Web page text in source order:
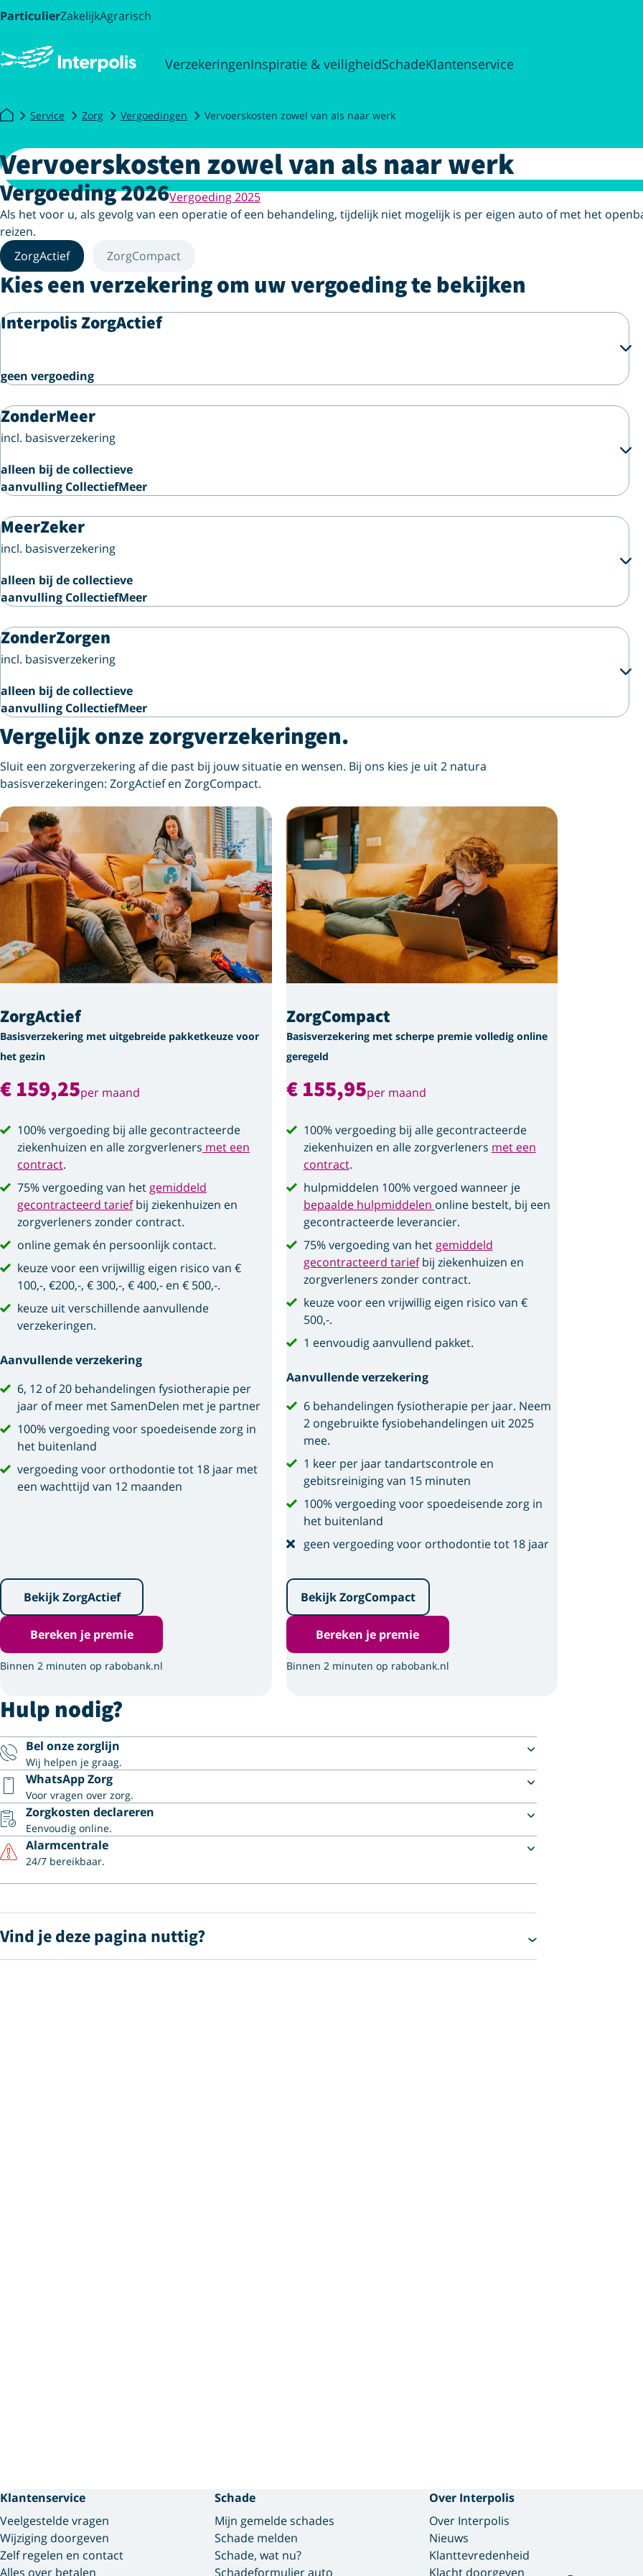
ParticulierZakelijkAgrarisch
VerzekeringenInspiratie & veiligheidSchadeKlantenservice
Service Zorg Vergoedingen Vervoerskosten zowel van als naar werk
Vervoerskosten zowel van als naar werk
Vergoeding 2026Vergoeding 2025
Als het voor u, als gevolg van een operatie of een behandeling, tijdelijk niet mogelijk is per eigen auto of met het
reizen.
ZorgActief
ZorgCompact
Kies een verzekering om uw vergoeding te bekijken
Interpolis ZorgActief
geen vergoeding
ZonderMeer
incl. basisverzekering
alleen bij de collectieve
aanvulling CollectiefMeer
MeerZeker
incl. basisverzekering
alleen bij de collectieve
aanvulling CollectiefMeer
ZonderZorgen
incl. basisverzekering
alleen bij de collectieve
aanvulling CollectiefMeer
Vergelijk onze zorgverzekeringen.
Sluit een zorgverzekering af die past bij jouw situatie en wensen. Bij ons kies je uit 2 natura
basisverzekeringen: ZorgActief en ZorgCompact.
ZorgActief
Basisverzekering met uitgebreide pakketkeuze voor
het gezin
€ 159,25per maand
100% vergoeding bij alle gecontracteerde
ziekenhuizen en alle zorgverleners met een
contract.
75% vergoeding van het gemiddeld
gecontracteerd tariefbij ziekenhuizen en
zorgverleners zonder contract.
online gemak én persoonlijk contact.
keuze voor een vrijwillig eigen risico van €
100,-, €200,-, € 300,-, € 400,- en € 500,-.
keuze uit verschillende aanvullende
verzekeringen.
Aanvullende verzekering
6, 12 of 20 behandelingen fysiotherapie per
jaar of meer met SamenDelen met je partner
100% vergoeding voor spoedeisende zorg in
het buitenland
vergoeding voor orthodontie tot 18 jaar met
een wachttijd van 12 maanden
Bekijk ZorgActief
Bereken je premie
Binnen 2 minuten op rabobank.nl
ZorgCompact
Basisverzekering met scherpe premie volledig online
geregeld
€ 155,95per maand
100% vergoeding bij alle gecontracteerde
ziekenhuizen en alle zorgverleners met een
contract.
hulpmiddelen 100% vergoed wanneer je
bepaalde hulpmiddelen online bestelt, bij een
gecontracteerde leverancier.
75% vergoeding van het gemiddeld
gecontracteerd tariefbij ziekenhuizen en
zorgverleners zonder contract.
keuze voor een vrijwillig eigen risico van €
500,-.
1 eenvoudig aanvullend pakket.
Aanvullende verzekering
6 behandelingen fysiotherapie per jaar. Neem
2 ongebruikte fysiobehandelingen uit 2025
mee.
1 keer per jaar tandartscontrole en
gebitsreiniging van 15 minuten
100% vergoeding voor spoedeisende zorg in
het buitenland
geen vergoeding voor orthodontie tot 18 jaar
Bekijk ZorgCompact
Bereken je premie
Binnen 2 minuten op rabobank.nl
Hulp nodig?
Bel onze zorglijn
Wij helpen je graag.
WhatsApp Zorg
Voor vragen over zorg.
Zorgkosten declareren
Eenvoudig online.
Alarmcentrale
24/7 bereikbaar.
Vind je deze pagina nuttig?
Klantenservice
Veelgestelde vragen
Wijziging doorgeven
Zelf regelen en contact
Alles over betalen
Schade
Mijn gemelde schades
Schade melden
Schade, wat nu?
Schadeformulier auto
Over Interpolis
Over Interpolis
Nieuws
Klanttevredenheid
Klacht doorgeven